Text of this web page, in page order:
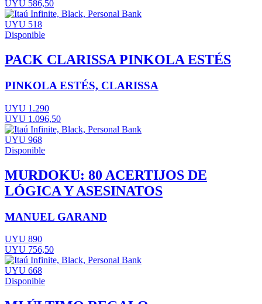
UYU 586,50
UYU 518
Disponible
PACK CLARISSA PINKOLA ESTÉS
PINKOLA ESTÉS, CLARISSA
UYU 1.290
UYU 1.096,50
UYU 968
Disponible
MURDOKU: 80 ACERTIJOS DE
LÓGICA Y ASESINATOS
MANUEL GARAND
UYU 890
UYU 756,50
UYU 668
Disponible